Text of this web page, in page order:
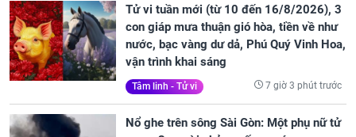
Tử vi tuần mới (từ 10 đến 16/8/2026), 3
con giáp mưa thuận gió hòa, tiền về như
nước, bạc vàng dư dả, Phú Quý Vinh Hoa,
vận trình khai sáng
Tâm linh - Tử vi 7 giờ 3 phút trước
Nổ ghe trên sông Sài Gòn: Một phụ nữ tử